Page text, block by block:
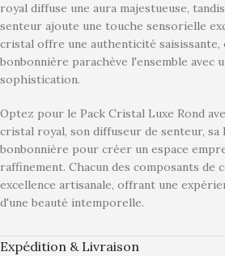
royal diffuse une aura majestueuse,
senteur ajoute une touche sensorielle
cristal offre une authenticité saisissante,
bonbonnière parachève l'ensemble avec
sophistication.
Optez pour le Pack Cristal Luxe Rond
cristal royal, son diffuseur de senteur, sa
bonbonnière pour créer un espace
raffinement. Chacun des composants de
excellence artisanale, offrant une
d'une beauté intemporelle.
Expédition & Livraison